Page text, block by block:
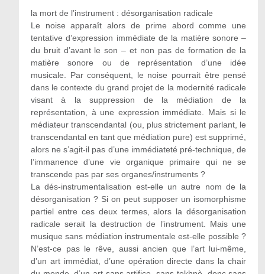
la mort de l’instrument : désorganisation radicale
Le noise apparaît alors de prime abord comme une
tentative d’expression immédiate de la matière sonore –
du bruit d’avant le son – et non pas de formation de la
matière sonore ou de représentation d’une idée
musicale. Par conséquent, le noise pourrait être pensé
dans le contexte du grand projet de la modernité radicale
visant à la suppression de la médiation de la
représentation, à une expression immédiate. Mais si le
médiateur transcendantal (ou, plus strictement parlant, le
transcendantal en tant que médiation pure) est supprimé,
alors ne s’agit-il pas d’une immédiateté pré-technique, de
l’immanence d’une vie organique primaire qui ne se
transcende pas par ses organes/instruments ?
La dés-instrumentalisation est-elle un autre nom de la
désorganisation ? Si on peut supposer un isomorphisme
partiel entre ces deux termes, alors la désorganisation
radicale serait la destruction de l’instrument. Mais une
musique sans médiation instrumentale est-elle possible ?
N’est-ce pas le rêve, aussi ancien que l’art lui-même,
d’un art immédiat, d’une opération directe dans la chair